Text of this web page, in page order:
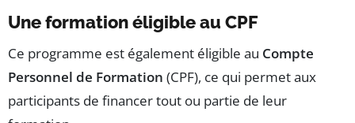
Une formation éligible au CPF
Ce programme est également éligible au Compte
Personnel de Formation (CPF), ce qui permet aux
participants de financer tout ou partie de leur